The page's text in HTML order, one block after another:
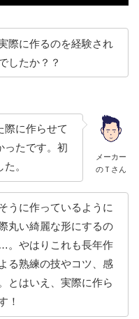
際に作るのを経験され
したか？？
メーカー
のＴさん
際に作らせて
ったです。初
。
うに作っているように
丸い綺麗な形にするの
。やはりこれも長年作
る熟練の技やコツ、感
とはいえ、実際に作ら
！